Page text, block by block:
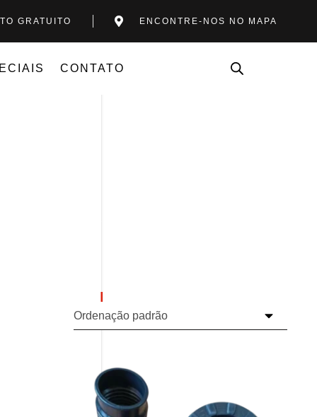
GRATUITO ENCONTRE-NOS NO MAPA
CONTATO